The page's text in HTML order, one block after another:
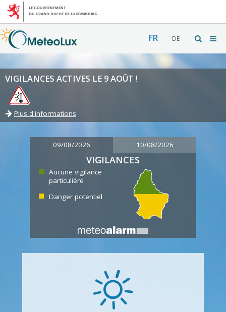
FR DE
VIGILANCES ACTIVES LE 9 AOÛT !
Plus d'informations
09/08/2026 10/08/2026
VIGILANCES
Aucune vigilance
particulière
Danger potentiel